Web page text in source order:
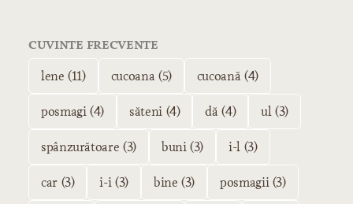
CUVINTE FRECVENTE
lene (11) cucoana (5) cucoană (4)
posmagi (4) săteni (4) dă (4) ul (3)
spânzurătoare (3) buni (3) i-l (3)
car (3) i-i (3) bine (3) posmagii (3)